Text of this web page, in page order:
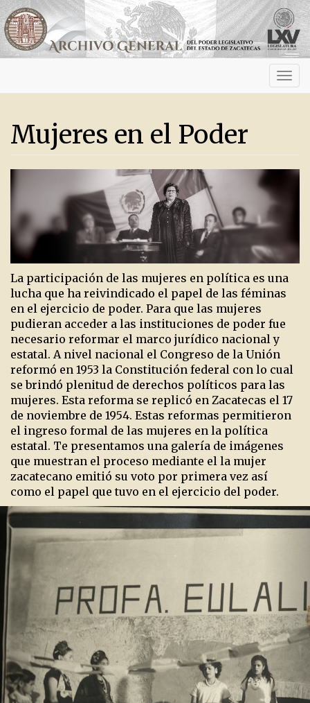
Mujeres en el Poder
La participación de las mujeres en política es una
lucha que ha reivindicado el papel de las féminas
en el ejercicio de poder. Para que las mujeres
pudieran acceder a las instituciones de poder fue
necesario reformar el marco jurídico nacional y
estatal. A nivel nacional el Congreso de la Unión
reformó en 1953 la Constitución federal con lo cual
se brindó plenitud de derechos políticos para las
mujeres. Esta reforma se replicó en Zacatecas el 17
de noviembre de 1954. Estas reformas permitieron
el ingreso formal de las mujeres en la política
estatal. Te presentamos una galería de imágenes
que muestran el proceso mediante el la mujer
zacatecano emitió su voto por primera vez así
como el papel que tuvo en el ejercicio del poder.
Previous